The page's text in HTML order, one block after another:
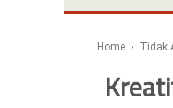
Home › Tidak